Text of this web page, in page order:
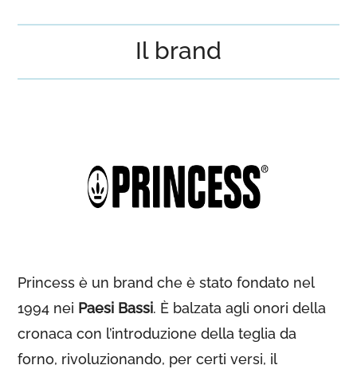
Il brand
Princess è un brand che è stato fondato nel
1994 nei Paesi Bassi. È balzata agli onori della
cronaca con l’introduzione della teglia da
forno, rivoluzionando, per certi versi, il